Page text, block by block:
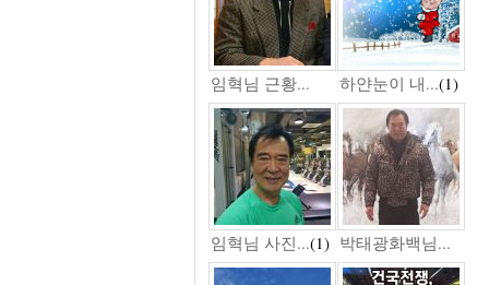
임혁님 근황... 하얀눈이 내...(1)
임혁님 사진...(1) 박태광화백님...